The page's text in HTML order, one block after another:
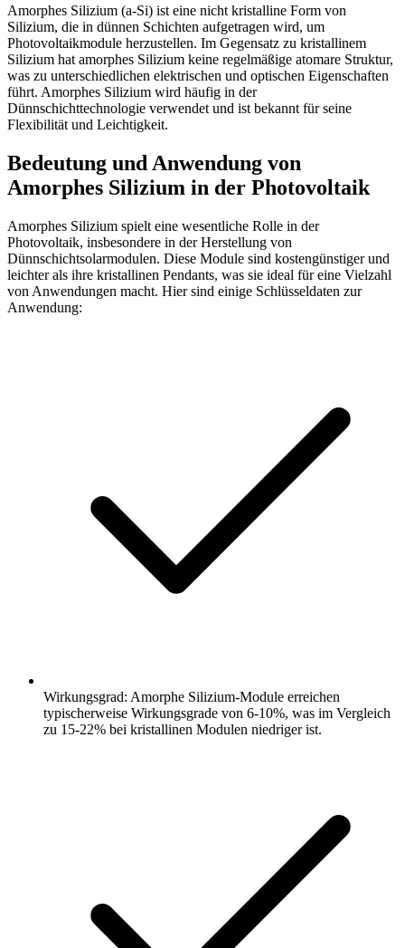
Amorphes Silizium (a-Si) ist eine nicht kristalline Form von
Silizium, die in dünnen Schichten aufgetragen wird, um
Photovoltaikmodule herzustellen. Im Gegensatz zu kristallinem
Silizium hat amorphes Silizium keine regelmäßige atomare Struktur,
was zu unterschiedlichen elektrischen und optischen Eigenschaften
führt. Amorphes Silizium wird häufig in der
Dünnschichttechnologie verwendet und ist bekannt für seine
Flexibilität und Leichtigkeit.
Bedeutung und Anwendung von
Amorphes Silizium in der Photovoltaik
Amorphes Silizium spielt eine wesentliche Rolle in der
Photovoltaik, insbesondere in der Herstellung von
Dünnschichtsolarmodulen. Diese Module sind kostengünstiger und
leichter als ihre kristallinen Pendants, was sie ideal für eine Vielzahl
von Anwendungen macht. Hier sind einige Schlüsseldaten zur
Anwendung:
Wirkungsgrad: Amorphe Silizium-Module erreichen
typischerweise Wirkungsgrade von 6-10%, was im Vergleich
zu 15-22% bei kristallinen Modulen niedriger ist.